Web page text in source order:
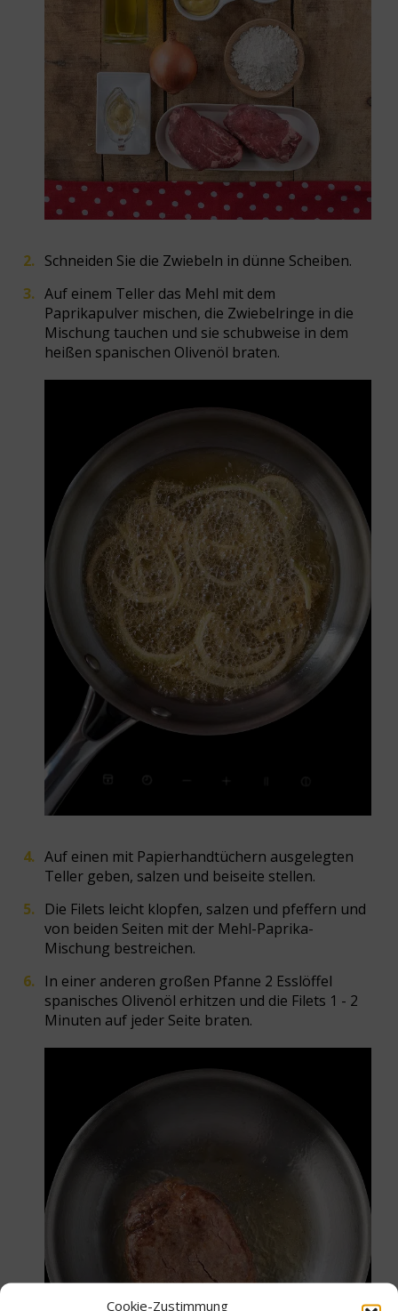
Cookie-Zustimmung
Schneiden Sie die Zwiebeln in dünne Scheiben.
Auf einem Teller das Mehl mit dem
Paprikapulver mischen, die Zwiebelringe in die
Mischung tauchen und sie schubweise in dem
heißen spanischen Olivenöl braten.
Auf einen mit Papierhandtüchern ausgelegten
Teller geben, salzen und beiseite stellen.
Die Filets leicht klopfen, salzen und pfeffern und
von beiden Seiten mit der Mehl-Paprika-
Mischung bestreichen.
In einer anderen großen Pfanne 2 Esslöffel
spanisches Olivenöl erhitzen und die Filets 1 - 2
Minuten auf jeder Seite braten.